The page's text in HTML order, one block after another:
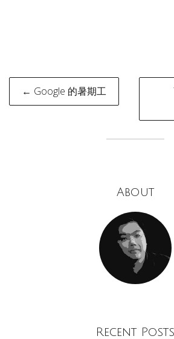
Post
navigation
← Google 的暑期工
About
Recent Posts